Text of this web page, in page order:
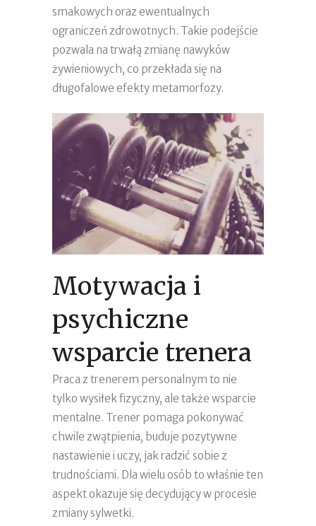
smakowych oraz ewentualnych
ograniczeń zdrowotnych. Takie podejście
pozwala na trwałą zmianę nawyków
żywieniowych, co przekłada się na
długofalowe efekty metamorfozy.
Motywacja i
psychiczne
wsparcie trenera
Praca z trenerem personalnym to nie
tylko wysiłek fizyczny, ale także wsparcie
mentalne. Trener pomaga pokonywać
chwile zwątpienia, buduje pozytywne
nastawienie i uczy, jak radzić sobie z
trudnościami. Dla wielu osób to właśnie ten
aspekt okazuje się decydujący w procesie
zmiany sylwetki.